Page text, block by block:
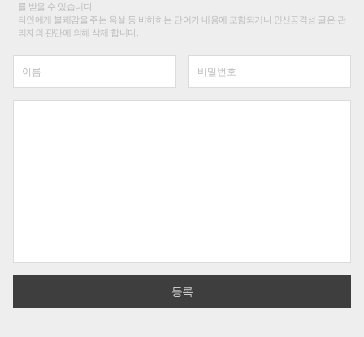
를 받을 수 있습니다.
타인에게 불쾌감을 주는 욕설 등 비하하는 단어가 내용에 포함되거나 인신공격성 글은 관
리자의 판단에 의해 삭제 합니다.